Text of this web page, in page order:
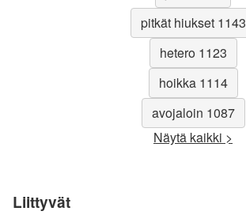
pitkät hiukset 1143
hetero 1123
hoikka 1114
avojaloin 1087
Näytä kaikki >
Liittyvät